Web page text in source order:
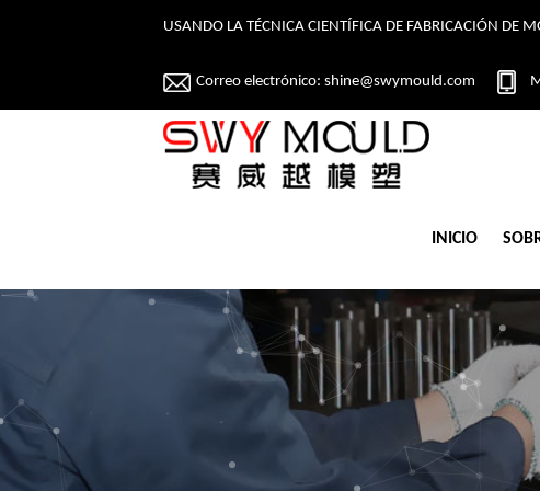
USANDO LA TÉCNICA CIENTÍFICA DE FABRICACIÓN DE
Correo electrónico:shine@swymould.com
INICIO